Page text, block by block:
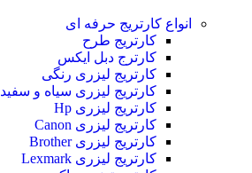
انواع کارتریج حرفه ای
کارتریج طرح
کارترج دبل ایکس
کارتریج لیزری رنگی
کارتریج لیزری سیاه و سفید
کارتریج لیزری Hp
کارتریج لیزری Canon
کارتریج لیزری Brother
کارتریج لیزری Lexmark